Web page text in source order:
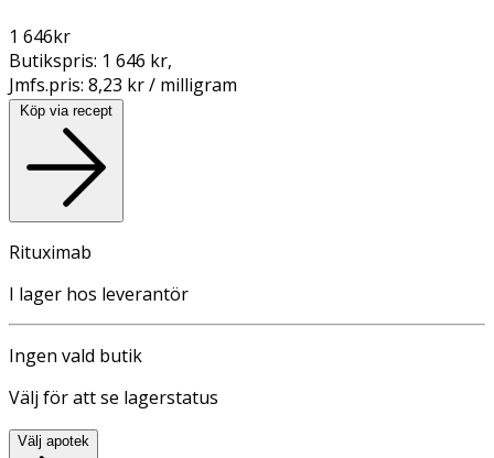
1 646kr
Butikspris: 1 646 kr,
Jmfs.pris: 8,23 kr / milligram
Köp via recept
Rituximab
I lager hos leverantör
Ingen vald butik
Välj för att se lagerstatus
Välj apotek